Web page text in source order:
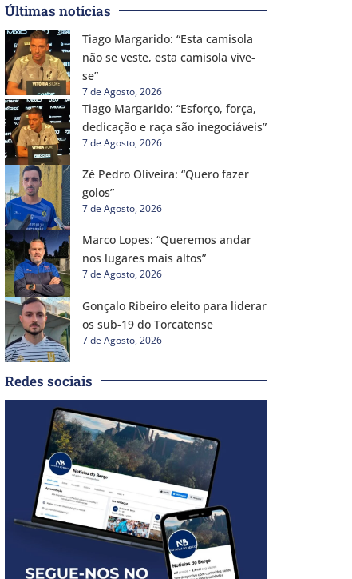
Últimas notícias
Tiago Margarido: “Esta camisola
não se veste, esta camisola vive-
se”
7 de Agosto, 2026
Tiago Margarido: “Esforço, força,
dedicação e raça são inegociáveis”
7 de Agosto, 2026
Zé Pedro Oliveira: “Quero fazer
golos”
7 de Agosto, 2026
Marco Lopes: “Queremos andar
nos lugares mais altos”
7 de Agosto, 2026
Gonçalo Ribeiro eleito para liderar
os sub-19 do Torcatense
7 de Agosto, 2026
Redes sociais